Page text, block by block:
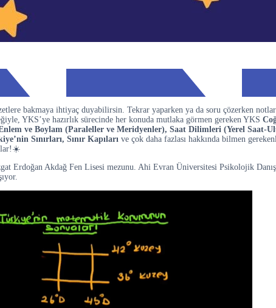
bakmaya ihtiyaç duyabilirsin. Tekrar yaparken ya da soru çözerken
YKS’ye hazırlık sürecinde her konuda mutlaka görmen gereken YKS
ve Boylam (Paraleller ve Meridyenler), Saat Dilimleri (Yerel Saat-
Sınırları, Sınır Kapıları ve çok daha fazlası hakkında bilmen
Erdoğan Akdağ Fen Lisesi mezunu. Ahi Evran Üniversitesi Psikolojik